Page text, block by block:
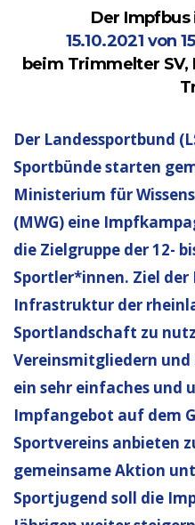
Der Impfbus
15.10.2021 von
beim Trimmelter SV,
Der Landessportbund
Sportbünde starten
Ministerium für
(MWG) eine
die Zielgruppe der 12-
Sportler*innen. Ziel der
Infrastruktur der
Sportlandschaft zu
Vereinsmitgliedern
ein sehr einfaches und
Impfangebot auf dem
Sportvereins anbieten
gemeinsame Aktion
Sportjugend soll die